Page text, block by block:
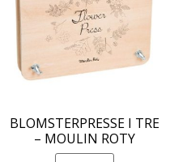
BLOMSTERPRESSE I TRE
– MOULIN ROTY